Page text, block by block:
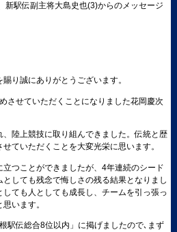
新駅伝副主将大島史也(3)からのメッセージ
り誠にありがとうございます。
させていただくことになりました花岡慶次
陸上競技に取り組んできました。伝統と歴
ていただくことを大変光栄に思います。
つことができましたが、4年連続のシード
しても残念で悔しさの残る結果となりまし
ても人としても成長し、チームを引っ張っ
います。
駅伝総合8位以内」に掲げましたので､まず